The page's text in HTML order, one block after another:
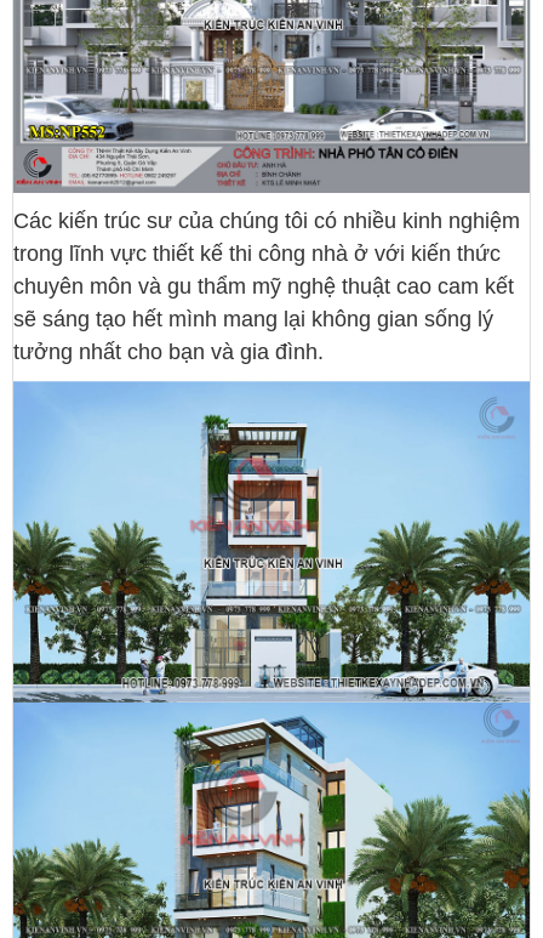
Các kiến trúc sư của chúng tôi có nhiều kinh nghiệm
trong lĩnh vực thiết kế thi công nhà ở với kiến thức
chuyên môn và gu thẩm mỹ nghệ thuật cao cam kết
sẽ sáng tạo hết mình mang lại không gian sống lý
tưởng nhất cho bạn và gia đình.